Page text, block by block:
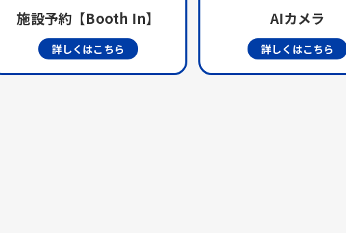
施設予約【Booth In】
詳しくはこちら
AIカメラ
詳しくはこちら